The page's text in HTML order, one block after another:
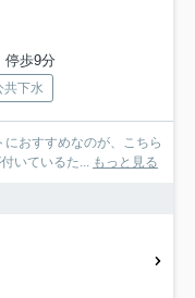
停歩9分
共下水
おすすめなのが、こちら
いているた...
もっと見る